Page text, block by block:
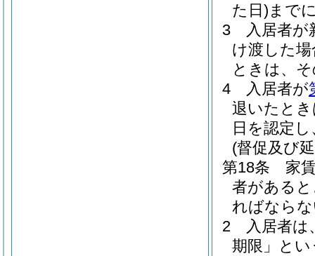
た日) まで
3
入居者が
け渡した
ときは、
4
入居者が
退いたと
日を認定
(督促及び
第18条
家
者がある
ればなら
2
入居者は
期限」とい